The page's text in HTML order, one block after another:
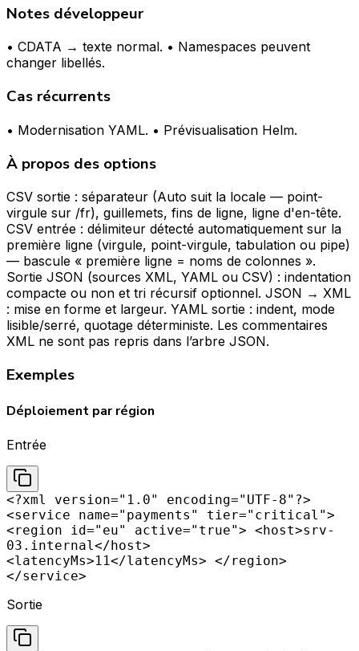
Notes développeur
• CDATA → texte normal. • Namespaces peuvent
changer libellés.
Cas récurrents
• Modernisation YAML. • Prévisualisation Helm.
À propos des options
CSV sortie : séparateur (Auto suit la locale — point-
virgule sur /fr), guillemets, fins de ligne, ligne d'en-tête.
CSV entrée : délimiteur détecté automatiquement sur la
première ligne (virgule, point-virgule, tabulation ou pipe)
— bascule « première ligne = noms de colonnes ».
Sortie JSON (sources XML, YAML ou CSV) : indentation
compacte ou non et tri récursif optionnel. JSON → XML
: mise en forme et largeur. YAML sortie : indent, mode
lisible/serré, quotage déterministe. Les commentaires
XML ne sont pas repris dans l’arbre JSON.
Exemples
Déploiement par région
Entrée
<?xml version="1.0" encoding="UTF-8"?>
<service name="payments" tier="critical">
<region id="eu" active="true"> <host>srv-
03.internal</host>
<latencyMs>11</latencyMs> </region>
</service>
Sortie